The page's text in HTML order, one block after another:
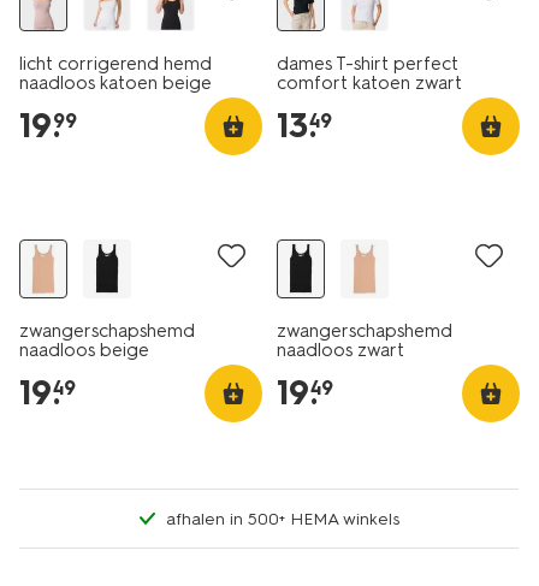
licht corrigerend hemd
naadloos katoen beige
19.
99
dames T-shirt perfect
comfort katoen zwart
13.
49
zwangerschapshemd
naadloos beige
19.
49
zwangerschapshemd
naadloos zwart
19.
49
afhalen in 500+ HEMA winkels